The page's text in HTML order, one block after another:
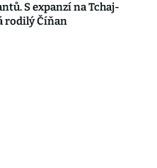
S expanzí na Tchaj-
rodilý Číňan